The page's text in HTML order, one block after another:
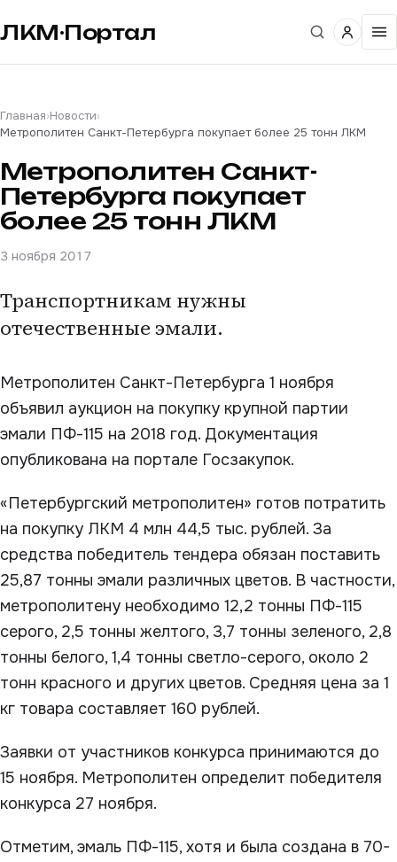
ЛКМ·Портал
Главная›Новости›
Метрополитен Санкт-Петербурга покупает более 25 тонн ЛКМ
Метрополитен Санкт-
Петербурга покупает
более 25 тонн ЛКМ
3 ноября 2017
Транспортникам нужны
отечественные эмали.
Метрополитен Санкт-Петербурга 1 ноября
объявил аукцион на покупку крупной партии
эмали ПФ-115 на 2018 год. Документация
опубликована на портале Госзакупок.
«Петербургский метрополитен» готов потратить
на покупку ЛКМ 4 млн 44,5 тыс. рублей. За
средства победитель тендера обязан поставить
25,87 тонны эмали различных цветов. В частности,
метрополитену необходимо 12,2 тонны ПФ-115
серого, 2,5 тонны желтого, 3,7 тонны зеленого, 2,8
тонны белого, 1,4 тонны светло-серого, около 2
тонн красного и других цветов. Средняя цена за 1
кг товара составляет 160 рублей.
Заявки от участников конкурса принимаются до
15 ноября. Метрополитен определит победителя
конкурса 27 ноября.
Отметим, эмаль ПФ-115, хотя и была создана в 70-